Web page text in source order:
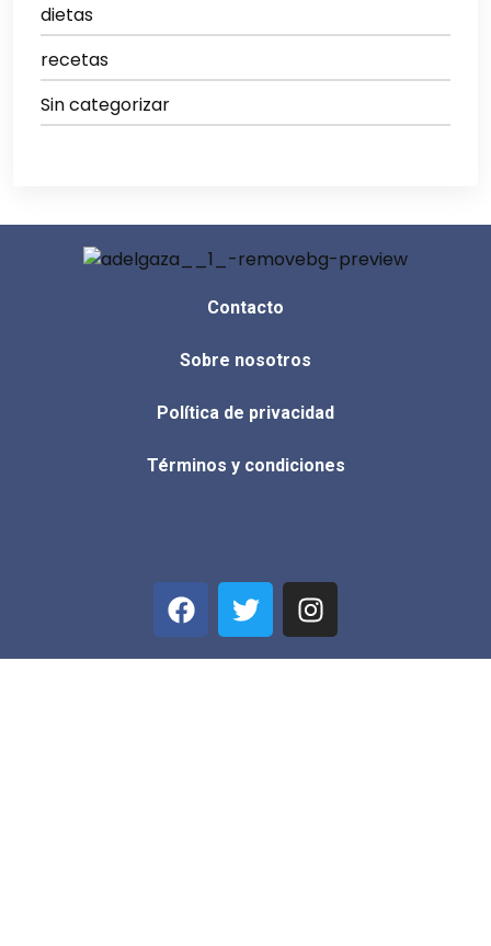
dietas
recetas
Sin categorizar
Contacto
Sobre nosotros
Política de privacidad
Términos y condiciones